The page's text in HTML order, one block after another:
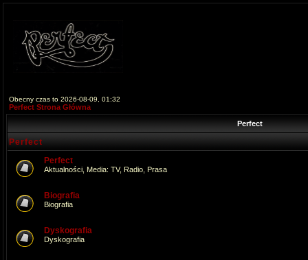
Obecny czas to 2026-08-09, 01:32
Perfect Strona Główna
Perfect
Perfect
Perfect
Aktualności, Media: TV, Radio, Prasa
Biografia
Biografia
Dyskografia
Dyskografia